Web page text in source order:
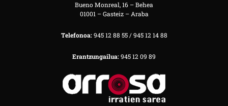
Bueno Monreal, 16 – Behea
01001 – Gasteiz – Araba
Telefonoa:945 12 88 55 / 945 12 14 88
Erantzungailua:945 12 09 89